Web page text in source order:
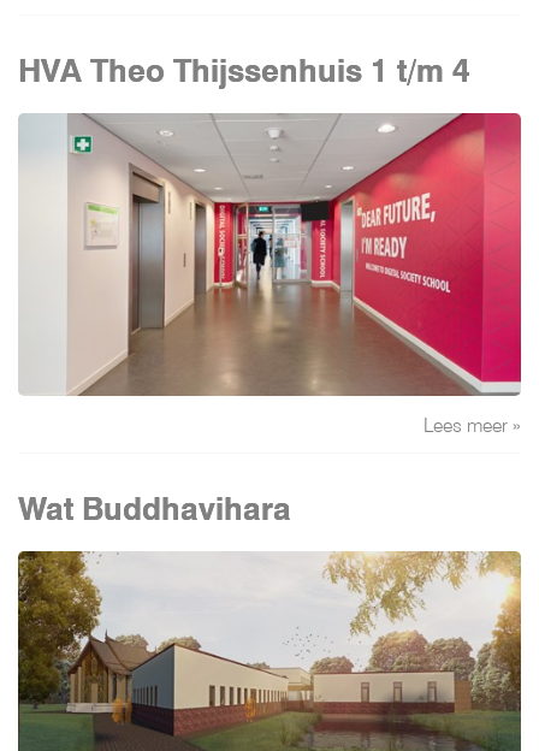
HVA Theo Thijssenhuis 1 t/m 4
Lees meer »
Wat Buddhavihara